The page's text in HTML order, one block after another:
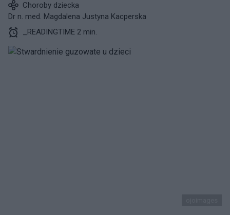
Choroby dziecka
Dr n. med. Magdalena Justyna Kacperska
_READINGTIME 2 min.